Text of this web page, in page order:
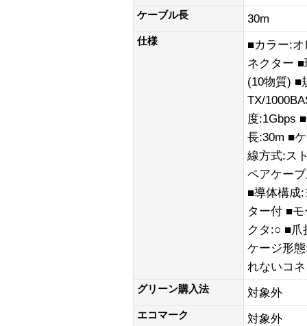
ケーブル長 30m
仕様
■カラー:
ネクター
(10物質) ■
TX/
度:1Gbps
長:30m ■
線方式:ス
ペアケー
■導体構成
ター付 ■
クタ:○ ■爪
ケージ形
れないコ
グリーン購入法 対象外
エコマーク 対象外